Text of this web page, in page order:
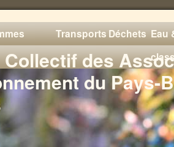
Collectif des
du Pays-
TransportsDéchets Eau